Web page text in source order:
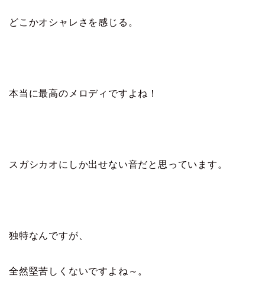
どこかオシャレさを感じる。
本当に最高のメロディですよね！
スガシカオにしか出せない音だと思っています。
独特なんですが、
全然堅苦しくないですよね～。